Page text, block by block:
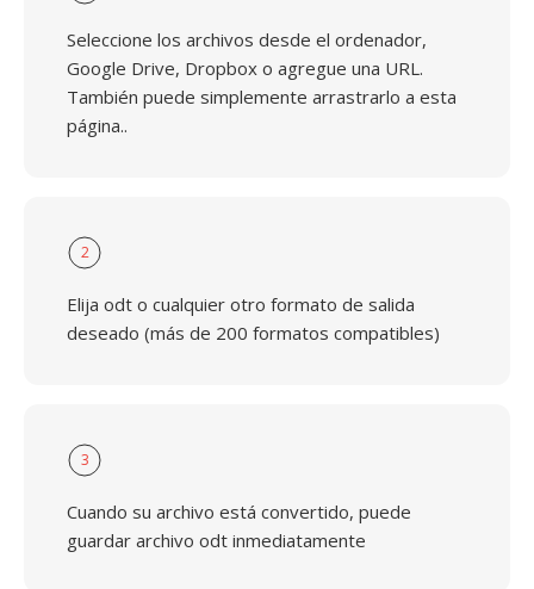
Seleccione los archivos desde el ordenador,
Google Drive, Dropbox o agregue una URL.
También puede simplemente arrastrarlo a esta
página..
2
Elija odt o cualquier otro formato de salida
deseado (más de 200 formatos compatibles)
3
Cuando su archivo está convertido, puede
guardar archivo odt inmediatamente